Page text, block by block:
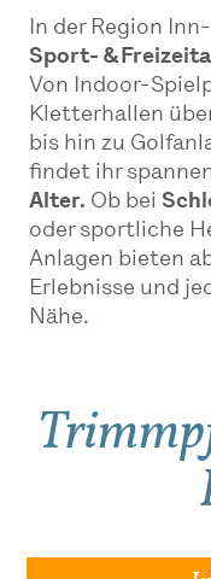
In der Region
Sport- &
Von Indoor-
Kletterhallen
bis hin zu
findet ihr
Alter. Ob bei
oder sportliche
Anlagen bieten
Erlebnisse und
Nähe.